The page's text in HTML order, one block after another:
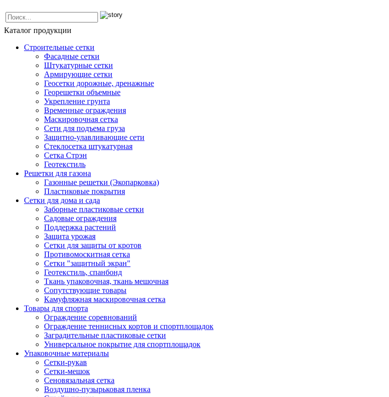
Каталог продукции
Строительные сетки
Фасадные сетки
Штукатурные сетки
Армирующие сетки
Геосетки дорожные, дренажные
Георешетки объемные
Укрепление грунта
Временные ограждения
Маскировочная сетка
Сети для подъема груза
Защитно-улавливающие сети
Стеклосетка штукатурная
Сетка Стрэн
Геотекстиль
Решетки для газона
Газонные решетки (Экопарковка)
Пластиковые покрытия
Сетки для дома и сада
Заборные пластиковые сетки
Садовые ограждения
Поддержка растений
Защита урожая
Сетки для защиты от кротов
Противомоскитная сетка
Сетки "защитный экран"
Геотекстиль, спанбонд
Ткань упаковочная, ткань мешочная
Сопутствующие товары
Камуфляжная маскировочная сетка
Товары для спорта
Ограждение соревнований
Ограждение теннисных кортов и спортплощадок
Заградительные пластиковые сетки
Универсальное покрытие для спортплощадок
Упаковочные материалы
Сетки-рукав
Сетки-мешок
Сеновязальная сетка
Воздушно-пузырьковая пленка